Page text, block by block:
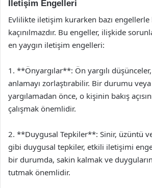
İletişim Engelleri
Evlilikte iletişim kurarken bazı engellerle
kaçınılmazdır. Bu engeller, ilişkide
en yaygın iletişim engelleri:
1. **Önyargılar**: Ön yargılı düşünceler,
anlamayı zorlaştırabilir. Bir durumu
yargılamadan önce, o kişinin bakış
çalışmak önemlidir.
2. **Duygusal Tepkiler**: Sinir, üzüntü
gibi duygusal tepkiler, etkili iletişimi
bir durumda, sakin kalmak ve
tutmak önemlidir.